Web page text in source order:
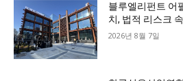
블루엘리펀트 어
치, 법적 리스크
2026년 8월 7일